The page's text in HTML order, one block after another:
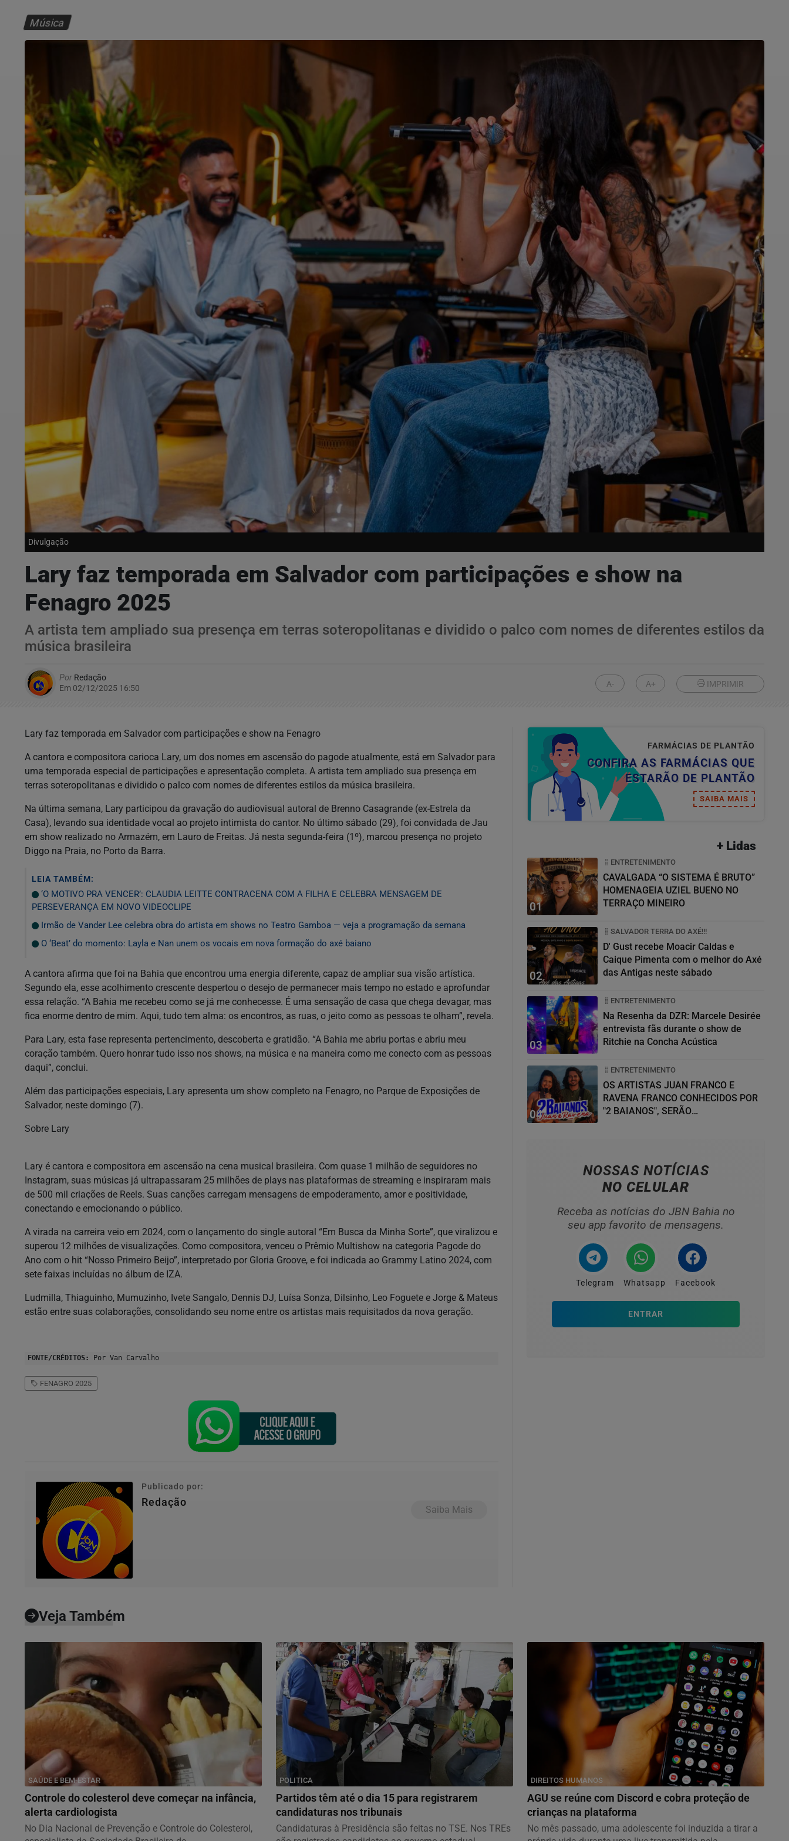
Música
Divulgação
Lary faz temporada em Salvador com participações e show na
Fenagro 2025
A artista tem ampliado sua presença em terras soteropolitanas e dividido o palco com nomes de diferentes estilos da
música brasileira
Por Redação
Em 02/12/2025 16:50
A- A+ IMPRIMIR
Lary faz temporada em Salvador com participações e show na Fenagro
A cantora e compositora carioca Lary, um dos nomes em ascensão do pagode atualmente, está em Salvador para
uma temporada especial de participações e apresentação completa. A artista tem ampliado sua presença em
terras soteropolitanas e dividido o palco com nomes de diferentes estilos da música brasileira.
Na última semana, Lary participou da gravação do audiovisual autoral de Brenno Casagrande (ex-Estrela da
Casa), levando sua identidade vocal ao projeto intimista do cantor. No último sábado (29), foi convidada de Jau
em show realizado no Armazém, em Lauro de Freitas. Já nesta segunda-feira (1º), marcou presença no projeto
Diggo na Praia, no Porto da Barra.
LEIA TAMBÉM:
‘O MOTIVO PRA VENCER’: CLAUDIA LEITTE CONTRACENA COM A FILHA E CELEBRA MENSAGEM DE
PERSEVERANÇA EM NOVO VIDEOCLIPE
Irmão de Vander Lee celebra obra do artista em shows no Teatro Gamboa — veja a programação da semana
O ‘Beat’ do momento: Layla e Nan unem os vocais em nova formação do axé baiano
A cantora afirma que foi na Bahia que encontrou uma energia diferente, capaz de ampliar sua visão artística.
Segundo ela, esse acolhimento crescente despertou o desejo de permanecer mais tempo no estado e aprofundar
essa relação. “A Bahia me recebeu como se já me conhecesse. É uma sensação de casa que chega devagar, mas
fica enorme dentro de mim. Aqui, tudo tem alma: os encontros, as ruas, o jeito como as pessoas te olham”, revela.
Para Lary, esta fase representa pertencimento, descoberta e gratidão. “A Bahia me abriu portas e abriu meu
coração também. Quero honrar tudo isso nos shows, na música e na maneira como me conecto com as pessoas
daqui”, conclui.
Além das participações especiais, Lary apresenta um show completo na Fenagro, no Parque de Exposições de
Salvador, neste domingo (7).
Sobre Lary
Lary é cantora e compositora em ascensão na cena musical brasileira. Com quase 1 milhão de seguidores no
Instagram, suas músicas já ultrapassaram 25 milhões de plays nas plataformas de streaming e inspiraram mais
de 500 mil criações de Reels. Suas canções carregam mensagens de empoderamento, amor e positividade,
conectando e emocionando o público.
A virada na carreira veio em 2024, com o lançamento do single autoral “Em Busca da Minha Sorte”, que viralizou e
superou 12 milhões de visualizações. Como compositora, venceu o Prêmio Multishow na categoria Pagode do
Ano com o hit “Nosso Primeiro Beijo”, interpretado por Gloria Groove, e foi indicada ao Grammy Latino 2024, com
sete faixas incluídas no álbum de IZA.
Ludmilla, Thiaguinho, Mumuzinho, Ivete Sangalo, Dennis DJ, Luísa Sonza, Dilsinho, Leo Foguete e Jorge & Mateus
estão entre suas colaborações, consolidando seu nome entre os artistas mais requisitados da nova geração.
FONTE/CRÉDITOS: Por Van Carvalho
FENAGRO 2025
Publicado por:
Redação
Saiba Mais
FARMÁCIAS DE PLANTÃO
CONFIRA AS FARMÁCIAS QUE
ESTARÃO DE PLANTÃO
SAIBA MAIS
+ Lidas
01
ENTRETENIMENTO
CAVALGADA “O SISTEMA É BRUTO”
HOMENAGEIA UZIEL BUENO NO
TERRAÇO MINEIRO
02
SALVADOR TERRA DO AXÉ!!!
D' Gust recebe Moacir Caldas e
Caique Pimenta com o melhor do Axé
das Antigas neste sábado
03
ENTRETENIMENTO
Na Resenha da DZR: Marcele Desirée
entrevista fãs durante o show de
Ritchie na Concha Acústica
04
ENTRETENIMENTO
OS ARTISTAS JUAN FRANCO E
RAVENA FRANCO CONHECIDOS POR
"2 BAIANOS", SERÃO
NOSSAS NOTÍCIAS
NO CELULAR
Receba as notícias do JBN Bahia no
seu app favorito de mensagens.
Telegram Whatsapp Facebook
ENTRAR
Veja Também
SAÚDE E BEM-ESTAR
Controle do colesterol deve começar na infância,
alerta cardiologista
No Dia Nacional de Prevenção e Controle do Colesterol,
POLITICA
Partidos têm até o dia 15 para registrarem
candidaturas nos tribunais
Candidaturas à Presidência são feitas no TSE. Nos TREs
DIREITOS HUMANOS
AGU se reúne com Discord e cobra proteção de
crianças na plataforma
No mês passado, uma adolescente foi induzida a tirar a